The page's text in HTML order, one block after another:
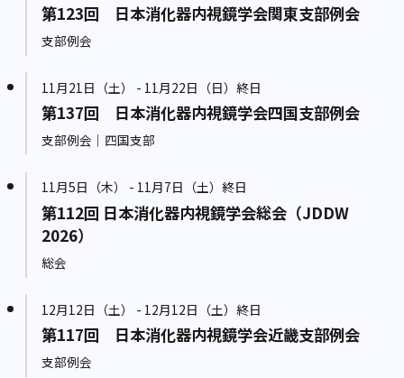
第123回 日本消化器内視鏡学会関東支部例会
支部例会
11月21日（土） - 11月22日（日）終日
第137回 日本消化器内視鏡学会四国支部例会
支部例会｜四国支部
11月5日（木） - 11月7日（土）終日
第112回 日本消化器内視鏡学会総会（JDDW
2026）
総会
12月12日（土） - 12月12日（土）終日
第117回 日本消化器内視鏡学会近畿支部例会
支部例会